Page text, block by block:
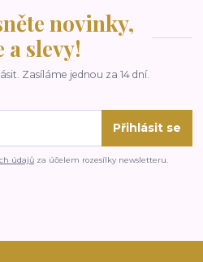
novinky,
a slevy!
Zasíláme jednou za 14 dní.
Přihlásit se
údajů za účelem rozesílky newsletteru.